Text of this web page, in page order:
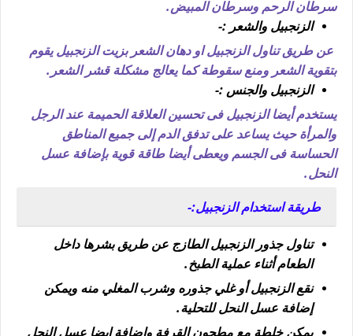
سرطان الرحم وسرطان المبيض.
الزنجبيل والشعر :-
عن طريق تناول الزنجبيل او دهان الشعر بزيت الزنجبيل يقوم
بتقوية الشعر ومنع سقوطة كما يعالج مشكلة قشر الشعر.
الزنجبيل والجنس :-
يستخدم أيضا الزنجبيل فى تحسين العلاقة الحميمة عند الرجل
والمرأة حيث يساعد على تدفق الدم إلى جميع المناطق
الحساسة فى الجسم ويعطى أيضا طاقة قوية بإضافة عسل
النحل.
طريقة استخدام الزنجبيل:-
تناول جذور الزنجبيل الطازج عن طريق بشرها داخل
الطعام أثناء عملية الطبخ.
نقع الزنجبيل أو غلي جذوره وشرب المغلي منه ويمكن
إضافة عسل النحل للتحلية.
يمكن خلطة مع مطحون القرفة وإضافة ايضا عسل النحل